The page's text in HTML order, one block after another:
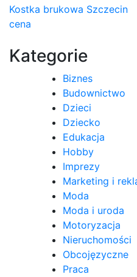
Nawigacja
wpisu
Kostka brukowa Szczecin
cena
Kategorie
Biznes
Budownictwo
Dzieci
Dziecko
Edukacja
Hobby
Imprezy
Marketing i
Moda
Moda i uroda
Motoryzacja
Nieruchomości
Obcojęzyczne
Praca